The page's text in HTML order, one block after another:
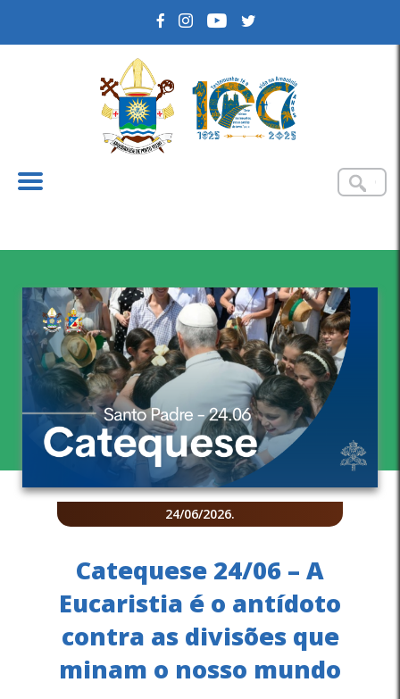
24/06/2026.
Catequese 24/06 – A
Eucaristia é o antídoto
contra as divisões que
minam o nosso mundo